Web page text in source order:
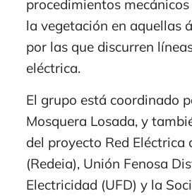
procedimientos
la vegetación en aquellas
por las que discurren
eléctrica.
El grupo está coordinado
Mosquera Losada, y
del proyecto Red Eléctrica
(Redeia), Unión Fenosa
Electricidad (UFD) y la